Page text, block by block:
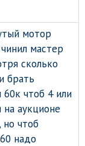
мотор
мастер
сколько
брать
чтоб 4 или
на аукционе
но чтоб
надо